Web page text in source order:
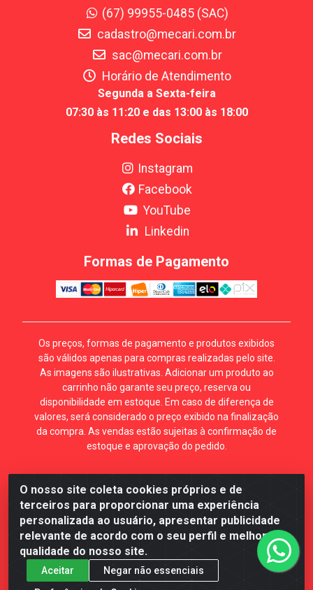
O nosso site coleta cookies próprios e de
terceiros para proporcionar uma experiência
personalizada ao usuário, apresentar publicidade
relevante de acordo com o seu perfil e melhorar a
qualidade do nosso site.
Aceitar
Negar não essenciais
(67) 99955-0485 (SAC)
cadastro@mecari.com.br
sac@mecari.com.br
Horário de Atendimento
Segunda a Sexta-feira
07:30 às 11:20 e das 13:00 às 18:00
Redes Sociais
Instagram
Facebook
YouTube
Linkedin
Formas de Pagamento
Os preços, formas de pagamento e produtos exibidos
são válidos apenas para compras realizadas pelo site.
As imagens são ilustrativas. Adicionar um produto ao
carrinho não garante seu preço, reserva ou
disponibilidade em estoque. Em caso de diferença de
valores, será considerado o preço exibido na finalização
da compra. As vendas estão sujeitas à confirmação de
estoque e aprovação do pedido.
Mécari Distribuidora - Av. Gury Marques, 5164. Jd Centro
Oeste. Campo Grande MS. CEP 79072-000. CNPJ
70.357.959/0001-64